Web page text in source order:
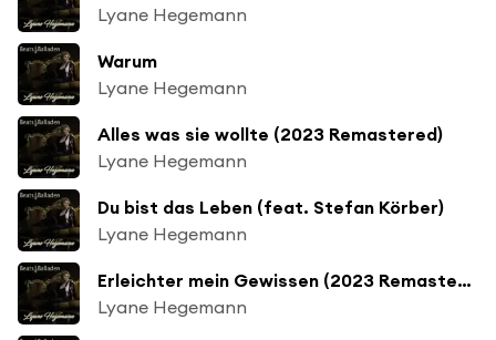
Lyane Hegemann
Warum
Lyane Hegemann
Alles was sie wollte (2023 Remastered)
Lyane Hegemann
Du bist das Leben (feat. Stefan Körber)
Lyane Hegemann
Erleichter mein Gewissen (2023 Remastered)
Lyane Hegemann